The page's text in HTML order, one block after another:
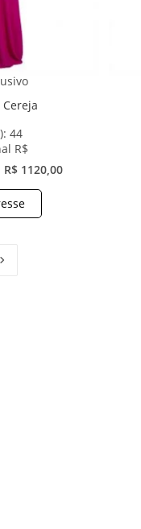
44
R$
R$ 1120,00